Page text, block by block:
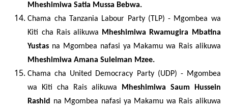
Mheshimiwa Satia Mussa Bebwa.
Chama cha Tanzania Labour Party (TLP) - Mgombea wa
Kiti cha Rais alikuwa Mheshimiwa Rwamugira Mbatina
Yustas na Mgombea nafasi ya Makamu wa Rais alikuwa
Mheshimiwa Amana Suleiman Mzee.
Chama cha United Democracy Party (UDP) - Mgombea
wa Kiti cha Rais alikuwa
Mheshimiwa Saum Hussein
Rashid
na Mgombea nafasi ya Makamu wa Rais alikuwa